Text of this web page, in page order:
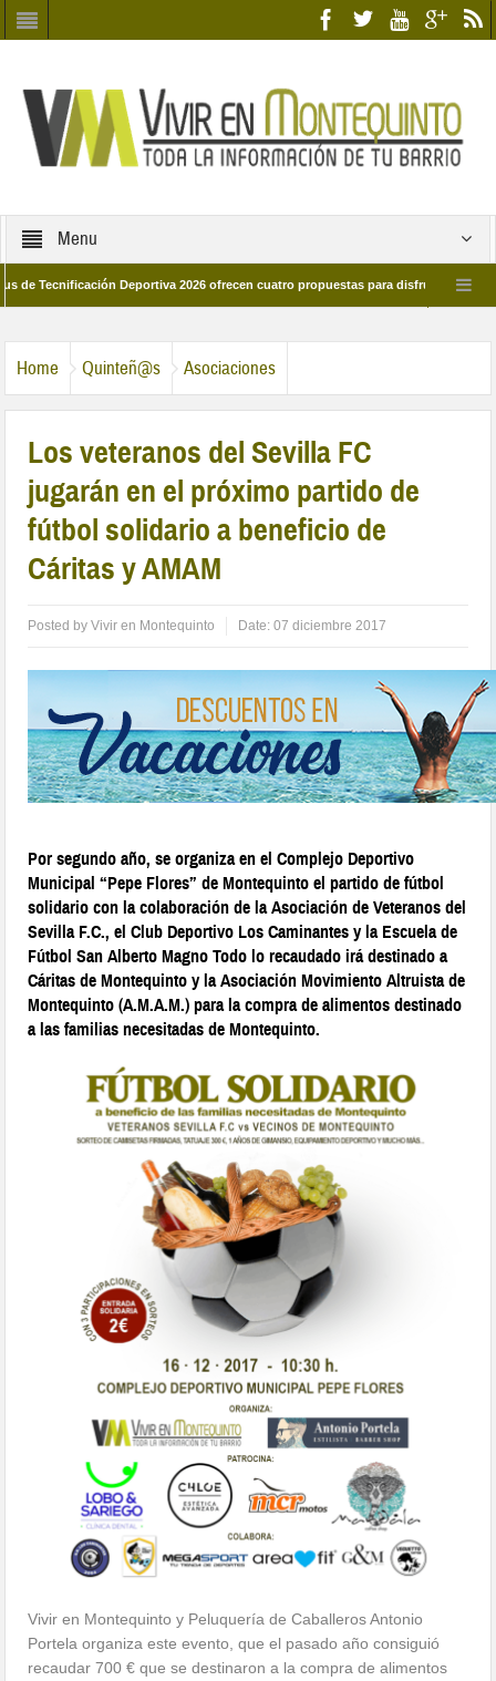
Menu
Deportiva 2026 ofrecen cuatro propuestas para disfrutar del deporte
Home Quinteñ@s Asociaciones
Los veteranos del Sevilla FC
jugarán en el próximo partido de
fútbol solidario a beneficio de
Cáritas y AMAM
Posted byVivir en Montequinto Date:07 diciembre 2017
Por segundo año, se organiza en el Complejo Deportivo
Municipal “Pepe Flores” de Montequinto el partido de fútbol
solidario con la colaboración de la Asociación de Veteranos del
Sevilla F.C., el Club Deportivo Los Caminantes y la Escuela de
Fútbol San Alberto Magno Todo lo recaudado irá destinado a
Cáritas de Montequinto y la Asociación Movimiento Altruista de
Montequinto (A.M.A.M.) para la compra de alimentos destinado
a las familias necesitadas de Montequinto.
Vivir en Montequinto y Peluquería de Caballeros Antonio
Portela organiza este evento, que el pasado año consiguió
recaudar 700 € que se destinaron a la compra de alimentos